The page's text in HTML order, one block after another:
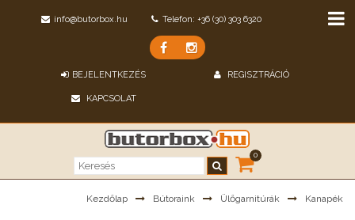
info@butorbox.hu Telefon: +36 (30) 303 6320
BEJELENTKEZÉS REGISZTRÁCIÓ
KAPCSOLAT
0
Kezdőlap Bútoraink Ülőgarnitúrák Kanapék